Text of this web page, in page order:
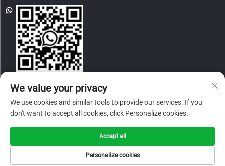
[email protected]
Patakaran sa Pagkakapribado
We value your privacy
We use cookies and similar tools to provide our services. If you
don't want to accept all cookies, click Personalize cookies.
Personalize cookies
Accept all